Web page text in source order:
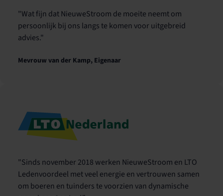
"Wat fijn dat NieuweStroom de moeite neemt om
persoonlijk bij ons langs te komen voor uitgebreid
advies."
Mevrouw van der Kamp, Eigenaar
"Sinds november 2018 werken NieuweStroom en LTO
Ledenvoordeel met veel energie en vertrouwen samen
om boeren en tuinders te voorzien van dynamische